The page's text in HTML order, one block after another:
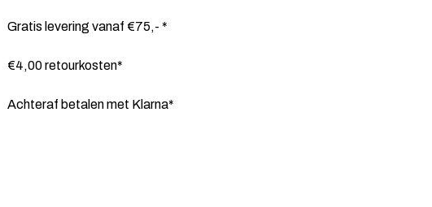
Gratis levering vanaf €75,- *
€4,00 retourkosten*
Achteraf betalen met Klarna*